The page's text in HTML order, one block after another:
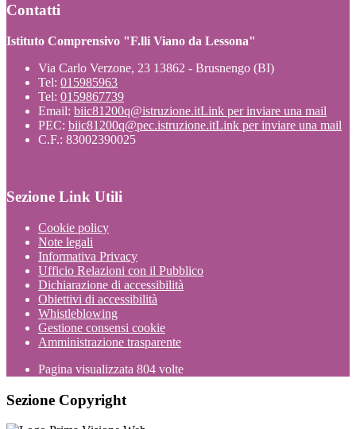
Contatti
Istituto Comprensivo "F.lli Viano da Lessona"
Via Carlo Verzone, 23 13862 - Brusnengo (BI)
Tel: 015985963
Tel: 0159867739
Email: biic81200q@istruzione.itLink per inviare una mail
PEC: biic81200q@pec.istruzione.itLink per inviare una mail
C.F.: 83002390025
Sezione Link Utili
Cookie policy
Note legali
Informativa Privacy
Ufficio Relazioni con il Pubblico
Dichiarazione di accessibilità
Obiettivi di accessibilità
Whistleblowing
Gestione consensi cookie
Amministrazione trasparente
Pagina visualizzata 804 volte
Sezione Copyright